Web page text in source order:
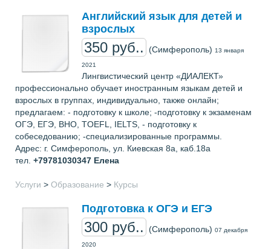
Английский язык для детей и
взрослых
350 руб.. (Симферополь) 13 января
2021
Лингвистический центр «ДИАЛЕКТ»
профессионально обучает иностранным языкам детей и
взрослых в группах, индивидуально, также онлайн;
предлагаем: - подготовку к школе; -подготовку к экзаменам
ОГЭ, ЕГЭ, ВНО, TOEFL, IELTS, - подготовку к
собеседованию; -специализированные программы.
Адрес: г. Симферополь, ул. Киевская 8а, каб.18а
тел. +79781030347 Елена
Услуги > Образование > Курсы
Подготовка к ОГЭ и ЕГЭ
300 руб.. (Симферополь) 07 декабря
2020